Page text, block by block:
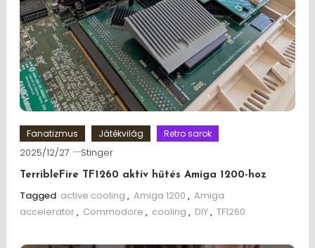
Fanatizmus Játékvilág Retro sarok
2025/12/27 Stinger
TerribleFire TF1260 aktív hűtés Amiga 1200-hoz
Tagged active cooling , Amiga 1200 , Amiga
accelerator, Commodore , cooling , DIY, TF1260